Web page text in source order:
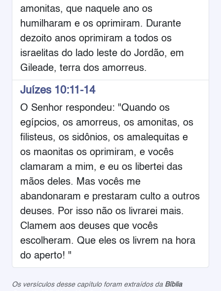
amonitas, que naquele ano os
humilharam e os oprimiram. Durante
dezoito anos oprimiram a todos os
israelitas do lado leste do Jordão, em
Gileade, terra dos amorreus.
Juízes 10:11-14
O Senhor respondeu: "Quando os
egípcios, os amorreus, os amonitas, os
filisteus, os sidônios, os amalequitas e
os maonitas os oprimiram, e vocês
clamaram a mim, e eu os libertei das
mãos deles. Mas vocês me
abandonaram e prestaram culto a outros
deuses. Por isso não os livrarei mais.
Clamem aos deuses que vocês
escolheram. Que eles os livrem na hora
do aperto! "
Os versículos desse capítulo foram extraídos da Bíblia